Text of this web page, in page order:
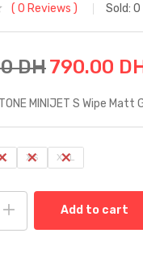
0 Reviews Sold: 0
DH790.00
MINIJET S Wipe Matt
XS XXL
Add to cart